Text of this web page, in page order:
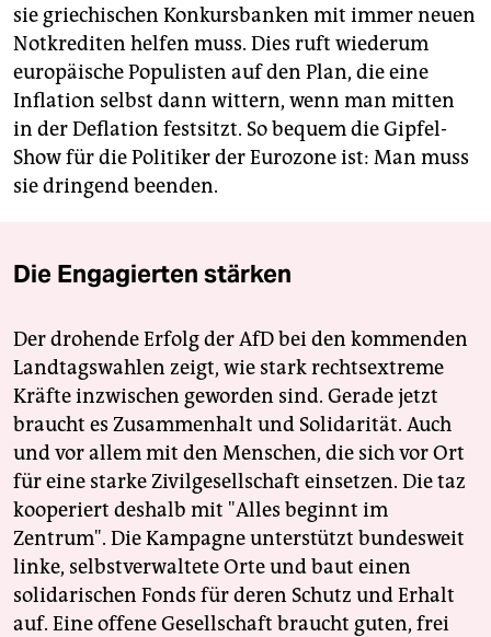
sie griechischen Konkursbanken mit immer neuen
Notkrediten helfen muss. Dies ruft wiederum
europäische Populisten auf den Plan, die eine
Inflation selbst dann wittern, wenn man mitten
in der Deflation festsitzt. So bequem die Gipfel-
Show für die Politiker der Eurozone ist: Man muss
sie dringend beenden.
Die Engagierten stärken
Der drohende Erfolg der AfD bei den kommenden
Landtagswahlen zeigt, wie stark rechtsextreme
Kräfte inzwischen geworden sind. Gerade jetzt
braucht es Zusammenhalt und Solidarität. Auch
und vor allem mit den Menschen, die sich vor Ort
für eine starke Zivilgesellschaft einsetzen. Die taz
kooperiert deshalb mit "Alles beginnt im
Zentrum". Die Kampagne unterstützt bundesweit
linke, selbstverwaltete Orte und baut einen
solidarischen Fonds für deren Schutz und Erhalt
auf. Eine offene Gesellschaft braucht guten, frei